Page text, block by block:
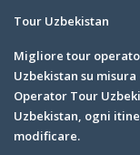
Tour Uzbekistan
Migliore tour
Uzbekistan su
Operator Tour
Uzbekistan, ogni
modificare.